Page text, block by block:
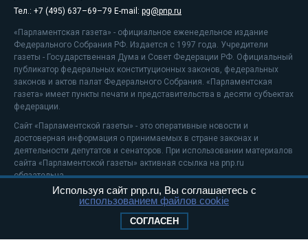
Тел.: +7 (495) 637–69–79 E-mail: pg@pnp.ru
«Парламентская газета» - официальное еженедельное издание
Федерального Собрания РФ. Издается с 1997 года. Учредители
газеты - Государственная Дума и Совет Федерации РФ. Официальный
публикатор федеральных конституционных законов, федеральных
законов и актов палат Федерального Собрания. «Парламентская
газета» имеет пункты печати и представительства в десяти субъектах
федерации.
Сайт «Парламентской газеты» - это оперативные новости и
достоверная информация о принимаемых в стране законах и
деятельности депутатов и сенаторов. При использовании материалов
сайта «Парламентской газеты» активная ссылка на pnp.ru
обязательна.
На информационном ресурсе применяютсярекомендательные
Положение о защите персональных данных
Используя сайт pnp.ru, Вы соглашаетесь с
использованием файлов cookie
СОГЛАСЕН